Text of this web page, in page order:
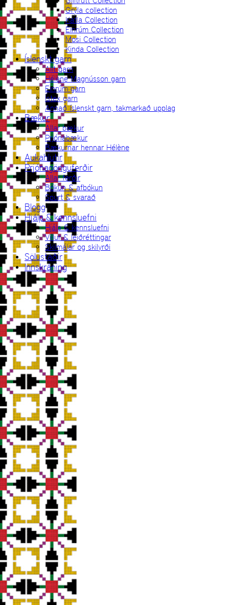
Grýla collection
Katla Collection
Einrúm Collection
Mosi Collection
Kinda Collection
Íslenskt garn
Allt garn
Hélène Magnússon garn
Einrúm garn
Ístex garn
Annað íslenskt garn, takmarkað upplag
Bækur
Allar bækur
Prjónabækur
Bækurnar hennar Hélène
Aukahlutir
Prjónagönguferðir
Allar ferðir
Bókun & afbókun
Spurt & svarað
Blogg
Hjálp & kennsluefni
Hjálp & kennsluefni
Villur & leiðréttingar
Skilmálar og skilyrði
Sölustaðir
Innskráning